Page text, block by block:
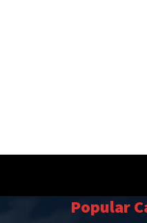
Popular